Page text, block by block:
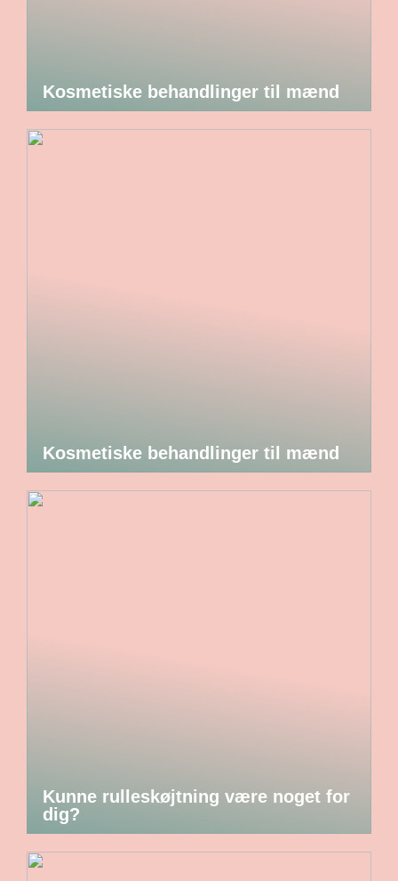
Kosmetiske behandlinger til mænd
Kosmetiske behandlinger til mænd
Kunne rulleskøjtning være noget for
dig?